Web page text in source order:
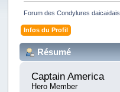
Forum des Condylures daicaidais
Infos du Profil
Résumé
Captain America
Hero Member